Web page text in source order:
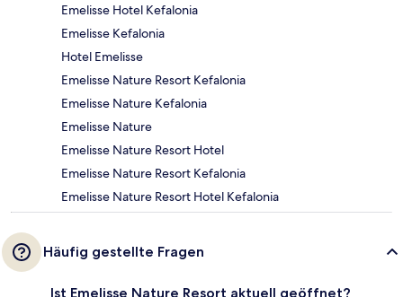
Emelisse Hotel Kefalonia
Emelisse Kefalonia
Hotel Emelisse
Emelisse Nature Resort Kefalonia
Emelisse Nature Kefalonia
Emelisse Nature
Emelisse Nature Resort Hotel
Emelisse Nature Resort Kefalonia
Emelisse Nature Resort Hotel Kefalonia
Häufig gestellte Fragen
Ist Emelisse Nature Resort aktuell geöffnet?